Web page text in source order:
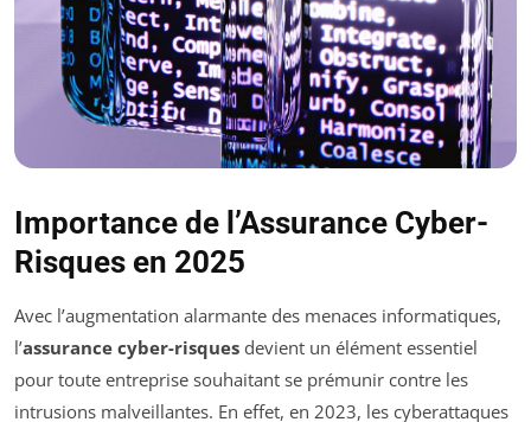
Importance de l’Assurance Cyber-
Risques en 2025
Avec l’augmentation alarmante des menaces informatiques,
l’assurance cyber-risques devient un élément essentiel
pour toute entreprise souhaitant se prémunir contre les
intrusions malveillantes. En effet, en 2023, les cyberattaques